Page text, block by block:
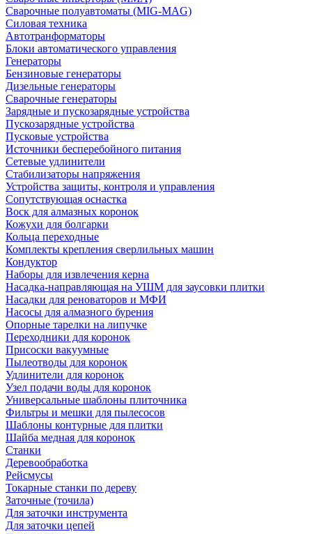
Сварочные полуавтоматы (MIG-MAG)
Силовая техника
Автотранформаторы
Блоки автоматического управления
Генераторы
Бензиновые генераторы
Дизельные генераторы
Сварочные генераторы
Зарядные и пускозарядные устройства
Пускозарядные устройства
Пусковые устройства
Источники бесперебойного питания
Сетевые удлинители
Стабилизаторы напряжения
Устройства защиты, контроля и управления
Сопутствующая оснастка
Воск для алмазных коронок
Кожухи для болгарки
Кольца переходные
Комплекты крепления сверлильных машин
Кондуктор
Наборы для извлечения керна
Насадка-направляющая на УШМ для заусовки плитки
Насадки для реноваторов и МФИ
Насосы для алмазного бурения
Опорные тарелки на липучке
Переходники для коронок
Присоски вакуумные
Пылеотводы для коронок
Удлинители для коронок
Узел подачи воды для коронок
Универсальные шаблоны плиточника
Фильтры и мешки для пылесосов
Шаблоны контурные для плитки
Шайба медная для коронок
Станки
Деревообработка
Рейсмусы
Токарные станки по дереву
Заточные (точила)
Для заточки инструмента
Для заточки цепей